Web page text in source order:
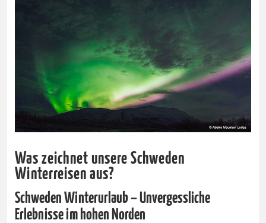
Was zeichnet unsere Schweden
Winterreisen aus?
Schweden Winterurlaub – Unvergessliche
Erlebnisse im hohen Norden